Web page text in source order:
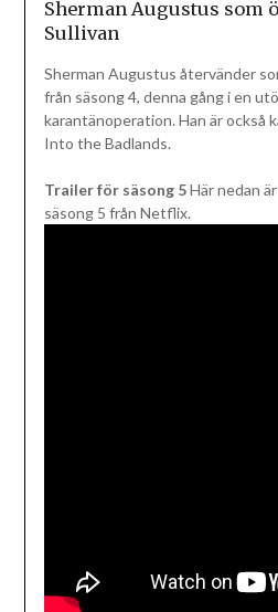
Sherman Augustus som
Sullivan
Sherman Augustus återvänder
från säsong 4, denna gång i en
karantänoperation. Han är också
Into the Badlands.
Trailer för säsong 5Här nedan
säsong 5 från Netflix.